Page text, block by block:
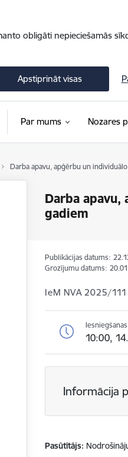
obligāti nepieciešamās
Apstiprināt visas
Par mums Nozares
Darba apavu, apģērbu un
Darba
gadiem
Publikācijas datums:
Grozījumu datums:
IeM NVA 2025/111
10:00,
Informācija
Pasūtītājs